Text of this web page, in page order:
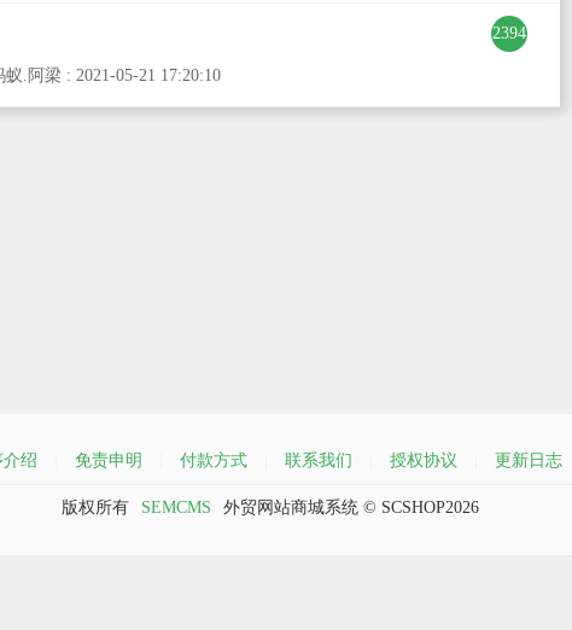
.阿梁 : 2021-05-21 17:20:10
2394
绍 免责申明 付款方式 联系我们 授权协议 更新日志
版权所有 SEMCMS 外贸网站商城系统 © SCSHOP2026